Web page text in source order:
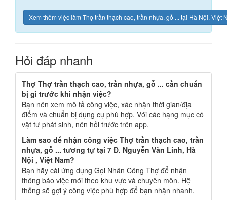
Xem thêm việc làm Thợ trần thạch cao, trần nhựa, gỗ ... tại Hà Nội, Việt
Hỏi đáp nhanh
Thợ Thợ trần thạch cao, trần nhựa, gỗ ... cần chuẩn
bị gì trước khi nhận việc?
Bạn nên xem mô tả công việc, xác nhận thời gian/địa
điểm và chuẩn bị dụng cụ phù hợp. Với các hạng mục có
vật tư phát sinh, nên hỏi trước trên app.
Làm sao để nhận công việc Thợ trần thạch cao, trần
nhựa, gỗ ... tương tự tại 7 Đ. Nguyễn Văn Linh, Hà
Nội , Việt Nam?
Bạn hãy cài ứng dụng Gọi Nhân Công Thợ để nhận
thông báo việc mới theo khu vực và chuyên môn. Hệ
thống sẽ gợi ý công việc phù hợp để bạn nhận nhanh.